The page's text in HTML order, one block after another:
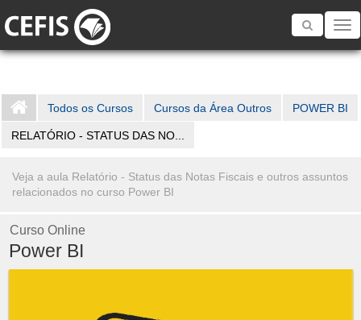
Toggle
Todos os Cursos Cursos da Área Outros POWER BI
RELATÓRIO - STATUS DAS NO...
Veja a aula Relatório - Status das Notas Fiscais e outros assuntos
relacionados no curso Power BI
Curso Online
Power BI